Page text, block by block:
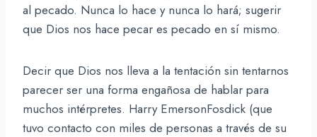
al pecado. Nunca lo hace y nunca lo hará; sugerir
que Dios nos hace pecar es pecado en sí mismo.
Decir que Dios nos lleva a la tentación sin tentarnos
parecer ser una forma engañosa de hablar para
muchos intérpretes. Harry EmersonFosdick (que
tuvo contacto con miles de personas a través de su